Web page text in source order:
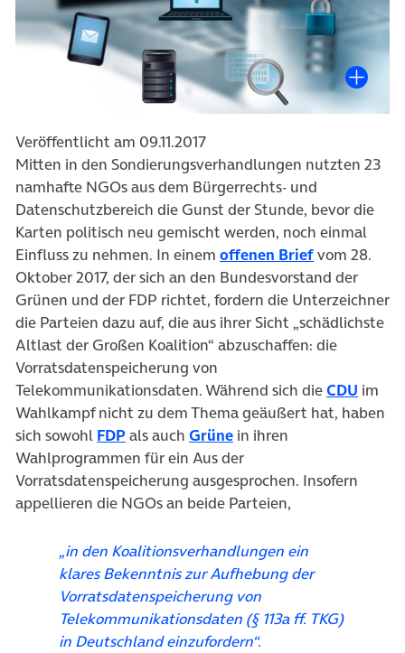
Veröffentlicht am 09.11.2017
Mitten in den Sondierungsverhandlungen nutzten 23
namhafte NGOs aus dem Bürgerrechts- und
Datenschutzbereich die Gunst der Stunde, bevor die
Karten politisch neu gemischt werden, noch einmal
Einfluss zu nehmen. In einem offenen Brief(öffnet in
vom 28.
Oktober 2017, der sich an den Bundesvorstand der
Grünen und der FDP richtet, fordern die Unterzeichner
die Parteien dazu auf, die aus ihrer Sicht „schädlichste
Altlast der Großen Koalition“ abzuschaffen: die
Vorratsdatenspeicherung von
Telekommunikationsdaten. Während sich dieCDU im
Wahlkampf nicht zu dem Thema geäußert hat, haben
sich sowohl FDP (öffnet in neuem Tab)
als auch Grüne(öffnet in neuem Tab)
in ihren
Wahlprogrammen für ein Aus der
Vorratsdatenspeicherung ausgesprochen. Insofern
appellieren die NGOs an beide Parteien,
„in den Koalitionsverhandlungen ein
klares Bekenntnis zur Aufhebung der
Vorratsdatenspeicherung von
Telekommunikationsdaten (§ 113a ff. TKG)
in Deutschland einzufordern“.